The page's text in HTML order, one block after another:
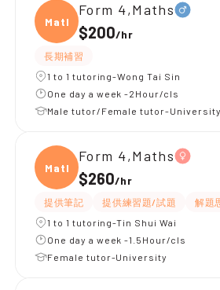
Maths
Form 4,Maths
$200/hr
長期補習
1 to 1 tutoring-Wong Tai Sin
One day a week -2Hour/cls
Male tutor/Female tutor-University
Maths
Form 4,Maths
$260/hr
提供筆記 提供練習題/試題 解題
1 to 1 tutoring-Tin Shui Wai
One day a week -1.5Hour/cls
Female tutor-University